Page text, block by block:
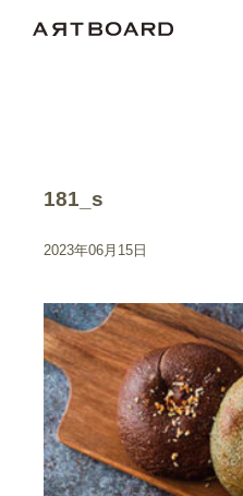
181_s
2023年06月15日